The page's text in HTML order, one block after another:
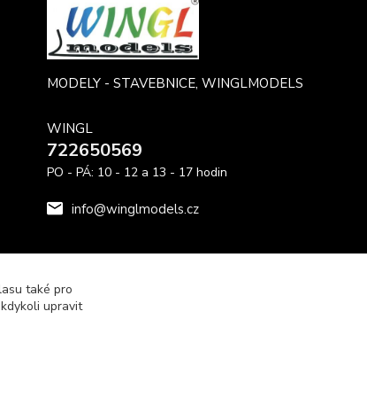
MODELY - STAVEBNICE, WINGLMODELS
WINGL
722650569
PO - PÁ: 10 - 12 a 13 - 17 hodin
info@winglmodels.cz
také pro
upravit